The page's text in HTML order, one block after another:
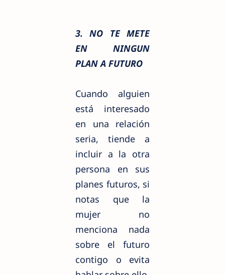
3. NO TE METE
EN NINGUN
PLAN A FUTURO
Cuando alguien
está interesado
en una relación
seria, tiende a
incluir a la otra
persona en sus
planes futuros, si
notas que la
mujer no
menciona nada
sobre el futuro
contigo o evita